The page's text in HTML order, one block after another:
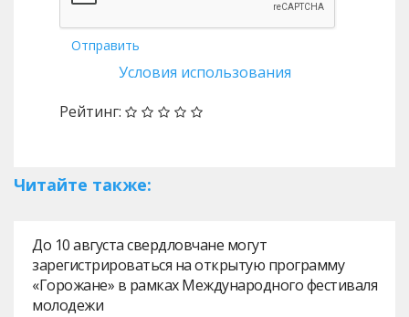
Отправить
Условия использования
Рейтинг:
Читайте также:
До 10 августа свердловчане могут
зарегистрироваться на открытую программу
«Горожане» в рамках Международного фестиваля
молодежи